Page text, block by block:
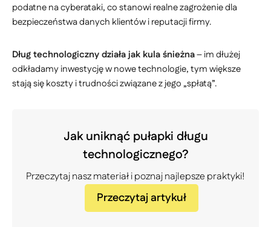
podatne na cyberataki, co stanowi realne zagrożenie dla
bezpieczeństwa danych klientów i reputacji firmy.
Dług technologiczny działa jak kula śnieżna– im dłużej
odkładamy inwestycję w nowe technologie, tym większe
stają się koszty i trudności związane z jego „spłatą”.
Jak uniknąć pułapki długu
technologicznego?
Przeczytaj nasz materiał i poznaj najlepsze praktyki!
Przeczytaj artykuł